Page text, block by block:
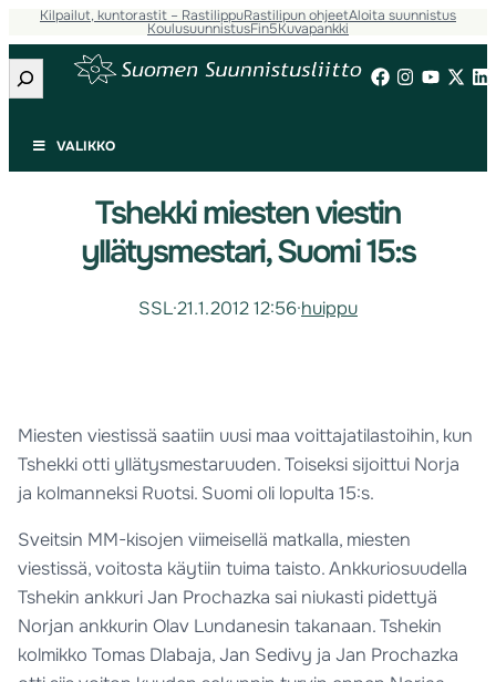
Kilpailut, kuntorastit – RastilippuRastilipun ohjeetAloita suunnistus
KoulusuunnistusFin5Kuvapankki
Etsi
VALIKKO
Tshekki miesten viestin
yllätysmestari, Suomi 15:s
SSL·21.1.2012 12:56·huippu
Miesten viestissä saatiin uusi maa voittajatilastoihin, kun
Tshekki otti yllätysmestaruuden. Toiseksi sijoittui Norja
ja kolmanneksi Ruotsi. Suomi oli lopulta 15:s.
Sveitsin MM-kisojen viimeisellä matkalla, miesten
viestissä, voitosta käytiin tuima taisto. Ankkuriosuudella
Tshekin ankkuri Jan Prochazka sai niukasti pidettyä
Norjan ankkurin Olav Lundanesin takanaan. Tshekin
kolmikko Tomas Dlabaja, Jan Sedivy ja Jan Prochazka